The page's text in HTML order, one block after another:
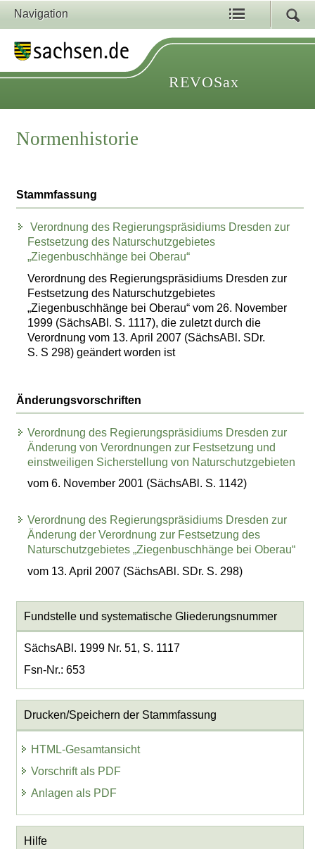
Navigation
REVOSax
Normenhistorie
Stammfassung
Verordnung des Regierungspräsidiums Dresden zur
Festsetzung des Naturschutzgebietes
„Ziegenbuschhänge bei Oberau“
Verordnung des Regierungspräsidiums Dresden zur
Festsetzung des Naturschutzgebietes
„Ziegenbuschhänge bei Oberau“ vom 26. November
1999 (SächsABl. S. 1117), die zuletzt durch die
Verordnung vom 13. April 2007 (SächsABl. SDr.
S. S 298) geändert worden ist
Änderungsvorschriften
Verordnung des Regierungspräsidiums Dresden zur
Änderung von Verordnungen zur Festsetzung und
einstweiligen Sicherstellung von Naturschutzgebieten
vom 6. November 2001 (SächsABl. S. 1142)
Verordnung des Regierungspräsidiums Dresden zur
Änderung der Verordnung zur Festsetzung des
Naturschutzgebietes „Ziegenbuschhänge bei Oberau“
vom 13. April 2007 (SächsABl. SDr. S. 298)
Fundstelle und systematische Gliederungsnummer
SächsABl. 1999 Nr. 51, S. 1117
Fsn-Nr.: 653
Drucken/Speichern der Stammfassung
HTML-Gesamtansicht
Vorschrift als PDF
Anlagen als PDF
Hilfe